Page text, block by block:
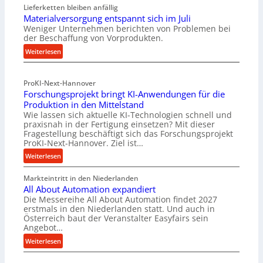
o
l
l
e
n
f
h
r
u
n
g
e
n
e
r
h
ö
h
e
n
d
i
Lieferketten bleiben anfällig
Materialversorgung entspannt sich im Juli
Weniger Unternehmen berichten von Problemen bei
der Beschaffung von Vorprodukten.
Weiterlesen:
M
t
e
r
i
a
l
v
e
r
g
u
n
g
ProKI-Next-Hannover
Forschungsprojekt bringt KI-Anwendungen für die
Produktion in den Mittelstand
Wie lassen sich aktuelle KI-Technologien schnell und
praxisnah in der Fertigung einsetzen? Mit dieser
Fragestellung beschäftigt sich das Forschungsprojekt
ProKI-Next-Hannover. Ziel ist…
Weiterlesen:
F
o
r
s
c
h
u
n
Markteintritt in den Niederlanden
All About Automation expandiert
Die Messereihe All About Automation findet 2027
erstmals in den Niederlanden statt. Und auch in
Österreich baut der Veranstalter Easyfairs sein
Angebot…
Weiterlesen:
A